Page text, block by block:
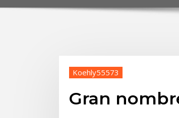
Koehly55573
Gran